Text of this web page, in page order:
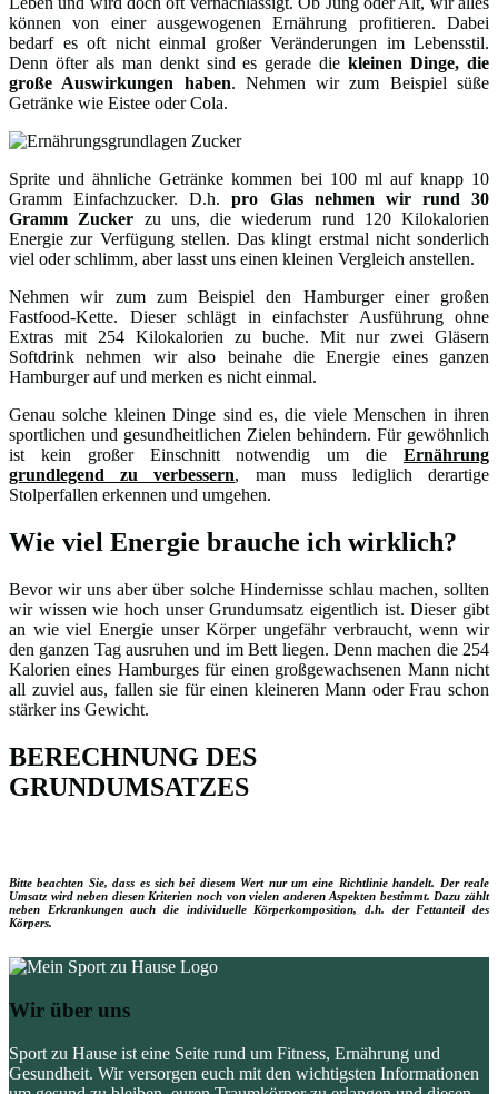
können von einer ausgewogenen Ernährung profitieren. Dabei
bedarf es oft nicht einmal großer Veränderungen im Lebensstil.
Denn öfter als man denkt sind es gerade diekleinen Dinge, die
große Auswirkungen haben. Nehmen wir zum Beispiel süße
Getränke wie Eistee oder Cola.
Sprite und ähnliche Getränke kommen bei 100 ml auf knapp 10
Gramm Einfachzucker. D.h.pro Glas nehmen wir rund 30
Gramm Zucker zu uns, die wiederum rund 120 Kilokalorien
Energie zur Verfügung stellen. Das klingt erstmal nicht sonderlich
viel oder schlimm, aber lasst uns einen kleinen Vergleich anstellen.
Nehmen wir zum zum Beispiel den Hamburger einer großen
Fastfood-Kette. Dieser schlägt in einfachster Ausführung ohne
Extras mit 254 Kilokalorien zu buche. Mit nur zwei Gläsern
Softdrink nehmen wir also beinahe die Energie eines ganzen
Hamburger auf und merken es nicht einmal.
Genau solche kleinen Dinge sind es, die viele Menschen in ihren
sportlichen und gesundheitlichen Zielen behindern. Für gewöhnlich
ist kein großer Einschnitt notwendig um die Ernährung
grundlegend zu verbessern, man muss lediglich derartige
Stolperfallen erkennen und umgehen.
Wie viel Energie brauche ich wirklich?
Bevor wir uns aber über solche Hindernisse schlau machen, sollten
wir wissen wie hoch unser Grundumsatz eigentlich ist. Dieser gibt
an wie viel Energie unser Körper ungefähr verbraucht, wenn wir
den ganzen Tag ausruhen und im Bett liegen. Denn machen die 254
Kalorien eines Hamburges für einen großgewachsenen Mann nicht
all zuviel aus, fallen sie für einen kleineren Mann oder Frau schon
stärker ins Gewicht.
BERECHNUNG DES
GRUNDUMSATZES
Bitte beachten Sie, dass es sich bei diesem Wert nur um eine Richtliniehandelt. Der reale
Umsatz wird neben diesen Kriterien noch von vielen anderen Aspekten bestimmt. Dazu zählt
neben Erkrankungen auch die individuelle Körperkomposition, d.h. der Fettanteil des
Körpers.
Wir über uns
Sport zu Hause ist eine Seite rund um Fitness, Ernährung und
Gesundheit. Wir versorgen euch mit den wichtigsten Informationen